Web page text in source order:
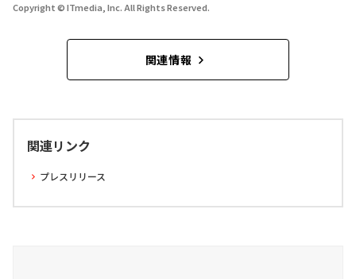
Copyright © ITmedia, Inc. All Rights Reserved.
関連情報
関連リンク
プレスリリース